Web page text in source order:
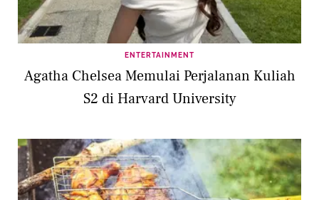
ENTERTAINMENT
Agatha Chelsea Memulai Perjalanan Kuliah
S2 di Harvard University